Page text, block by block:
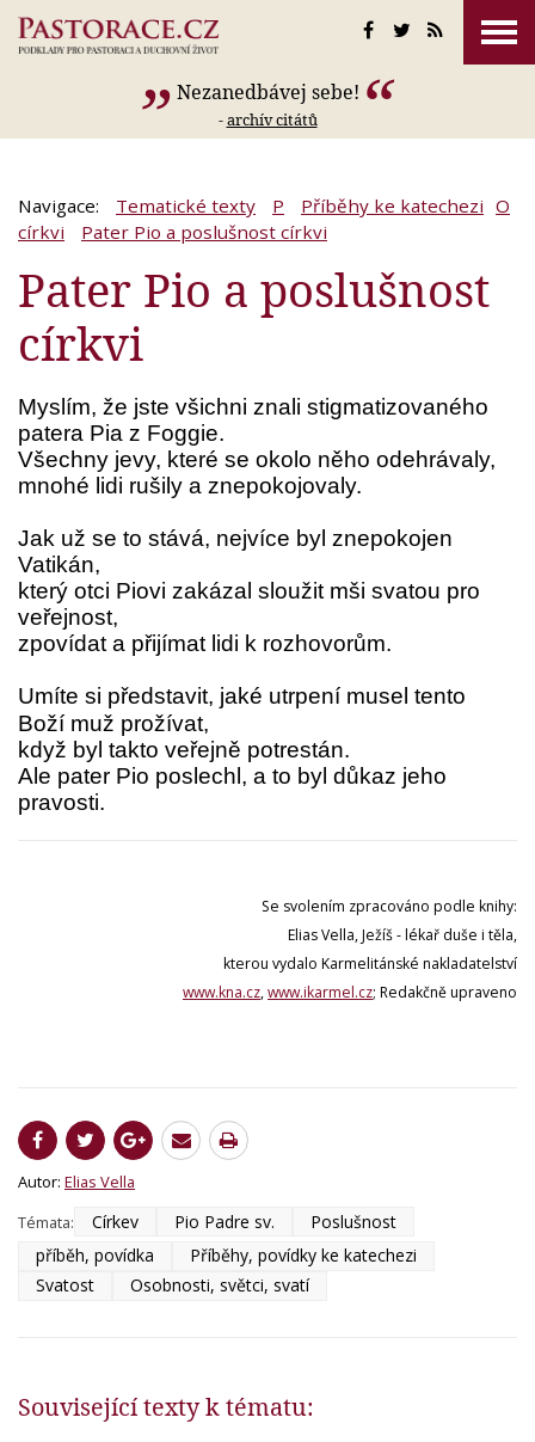
Nezanedbávej sebe!
-archív citátů
Navigace: Tematické texty P Příběhy ke katechezi O
církvi
Pater Pio a poslušnost církvi
Pater Pio a poslušnost
církvi
Myslím, že jste všichni znali stigmatizovaného
patera Pia z Foggie.
Všechny jevy, které se okolo něho odehrávaly,
mnohé lidi rušily a znepokojovaly.
Jak už se to stává, nejvíce byl znepokojen
Vatikán,
který otci Piovi zakázal sloužit mši svatou pro
veřejnost,
zpovídat a přijímat lidi k rozhovorům.
Umíte si představit, jaké utrpení musel tento
Boží muž prožívat,
když byl takto veřejně potrestán.
Ale pater Pio poslechl, a to byl důkaz jeho
pravosti.
Se svolením zpracováno podle knihy:
Elias Vella, Ježíš - lékař duše i těla,
kterou vydalo Karmelitánské nakladatelství
www.kna.cz,www.ikarmel.cz; Redakčně upraveno
Autor: Elias Vella
Témata:
Církev Pio Padre sv.
Poslušnost
příběh, povídka
Příběhy, povídky ke katechezi
Svatost
Osobnosti, světci, svatí
Související texty k tématu: